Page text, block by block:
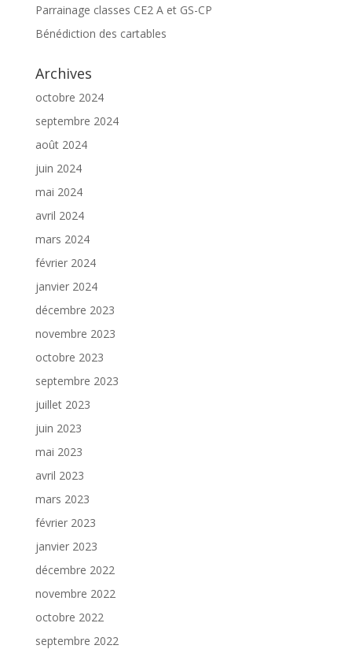
Parrainage classes CE2 A et GS-CP
Bénédiction des cartables
Archives
octobre 2024
septembre 2024
août 2024
juin 2024
mai 2024
avril 2024
mars 2024
février 2024
janvier 2024
décembre 2023
novembre 2023
octobre 2023
septembre 2023
juillet 2023
juin 2023
mai 2023
avril 2023
mars 2023
février 2023
janvier 2023
décembre 2022
novembre 2022
octobre 2022
septembre 2022